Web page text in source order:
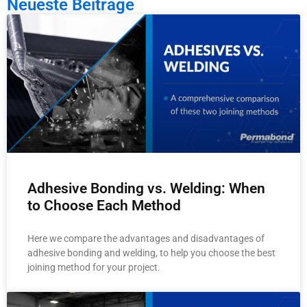
Neueste Beiträge
Adhesive Bonding vs. Welding: When
to Choose Each Method
Here we compare the advantages and disadvantages of
adhesive bonding and welding, to help you choose the best
joining method for your project.